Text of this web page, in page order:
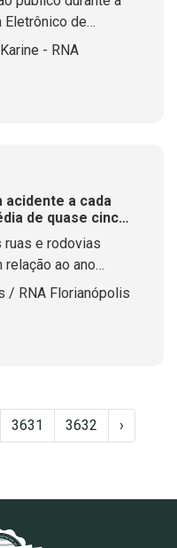
Eletrônico de
os mecanismos de
do
- RNA
acidente a cada
de quase cinco
e rodovias
ao ano
redução
/ RNA Florianópolis
3631 3632 ›